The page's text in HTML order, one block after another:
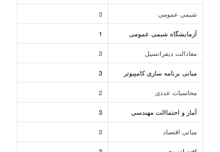
شیمی عمومی 3
آزمایشگاه شیمی عمومی 1
معادالت دیفرانسیل 3
مبانی برنامه سازی کامپیوتر 3
محاسبات عددی 2
آمار و احتماالت مهندسی 3
مبانی اقتصاد 3